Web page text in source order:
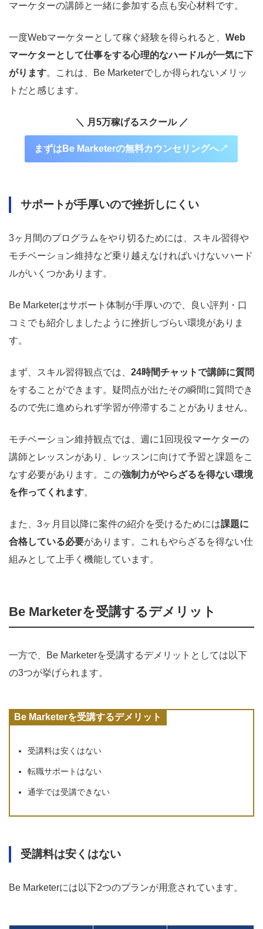
マーケターの講師と一緒に参加する点も安心材料です。
一度Webマーケターとして稼ぐ経験を得られると、 Web
マーケターとして仕事をする心理的なハードルが一気に下
がります。これは、Be Marketerでしか得られないメリッ
トだと感じます。
＼ 月5万稼げるスクール ／
まずはBe Marketerの無料カウンセリングへ↗︎
サポートが手厚いので挫折しにくい
3ヶ月間のプログラムをやり切るためには、スキル習得や
モチベーション維持など乗り越えなければいけないハード
ルがいくつかあります。
Be Marketerはサポート体制が手厚いので、良い評判・口
コミでも紹介しましたように挫折しづらい環境がありま
す。
まず、スキル習得観点では、 24時間チャットで講師に質問
をすることができます。疑問点が出たその瞬間に質問でき
るので先に進められず学習が停滞することがありません。
モチベーション維持観点では、週に1回現役マーケターの
講師とレッスンがあり、レッスンに向けて予習と課題をこ
なす必要があります。この強制力がやらざるを得ない環境
を作ってくれます。
また、3ヶ月目以降に案件の紹介を受けるためには課題に
合格している必要があります。これもやらざるを得ない仕
組みとして上手く機能しています。
Be Marketerを受講するデメリット
一方で、Be Marketerを受講するデメリットとしては以下
の3つが挙げられます。
Be Marketerを受講するデメリット
受講料は安くはない
転職サポートはない
通学では受講できない
受講料は安くはない
Be Marketerには以下2つのプランが用意されています。